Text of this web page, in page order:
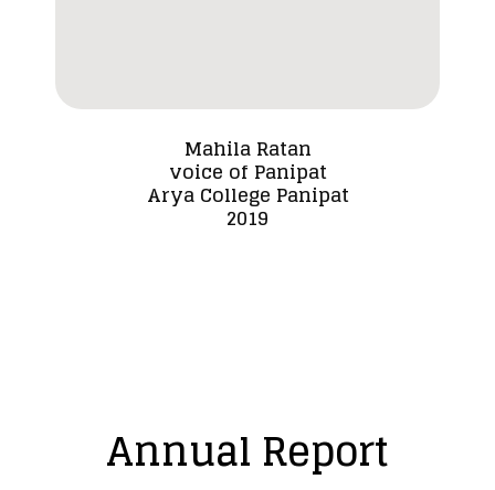
Mahila Ratan
voice of Panipat
Arya College Panipat
2019
Annual Report